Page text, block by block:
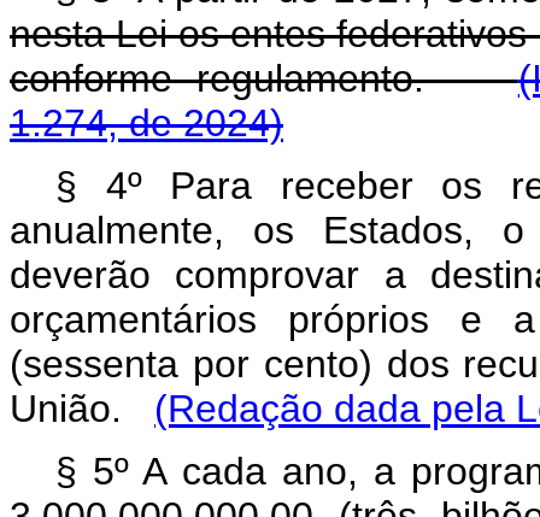
nesta Lei os entes
conforme regulamento.
1.274, de 2024)
§ 4º Para receber os
anualmente, os Estados,
deverão comprovar a
orçamentários próprios e
(sessenta por cento) dos
União. (Redação dada pela
§ 5º A cada ano, a